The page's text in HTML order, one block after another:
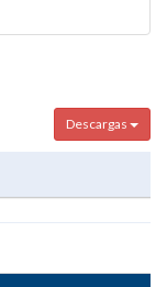
Descargas